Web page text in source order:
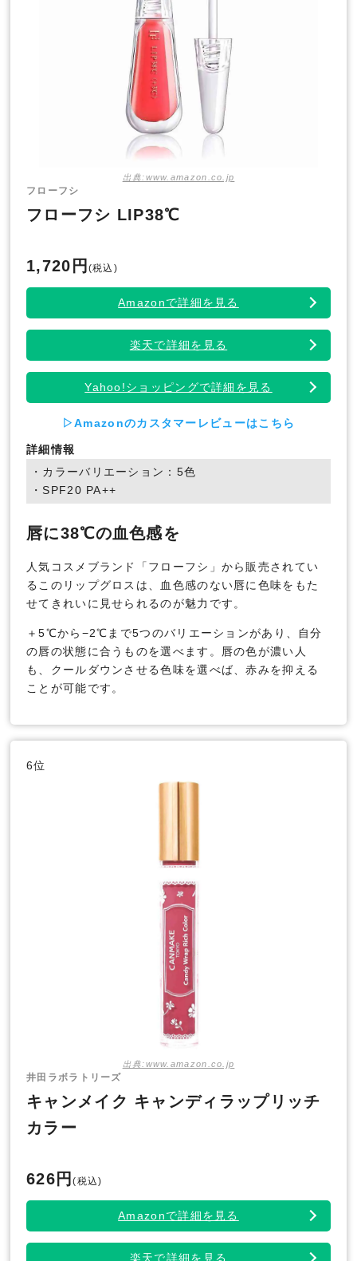
出典:www.amazon.co.jp
フローフシ
フローフシ LIP38℃
1,720円 (税込)
Amazonで詳細を見る
楽天で詳細を見る
Yahoo!ショッピングで詳細を見る
▷Amazonのカスタマーレビューはこちら
詳細情報
・カラーバリエーション：5色
・SPF20 PA++
唇に38℃の血色感を
人気コスメブランド「フローフシ」から販売されてい
るこのリップグロスは、血色感のない唇に色味をもた
せてきれいに見せられるのが魅力です。
＋5℃から−2℃まで5つのバリエーションがあり、自分
の唇の状態に合うものを選べます。唇の色が濃い人
も、クールダウンさせる色味を選べば、赤みを抑える
ことが可能です。
6位
出典:www.amazon.co.jp
井田ラボラトリーズ
キャンメイク キャンディラップリッチ
カラー
626円(税込)
Amazonで詳細を見る
楽天で詳細を見る